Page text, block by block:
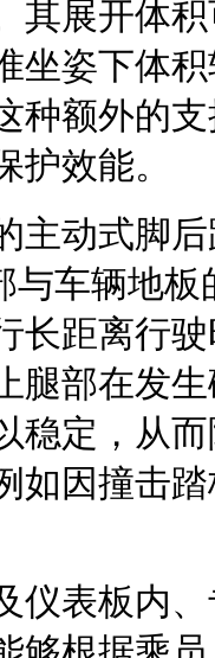
其展开体
坐姿下体
种额外的
护效能。
主动式脚
与车辆地
长距离行
腿部在发
稳定，从
如因撞击
仪表板内